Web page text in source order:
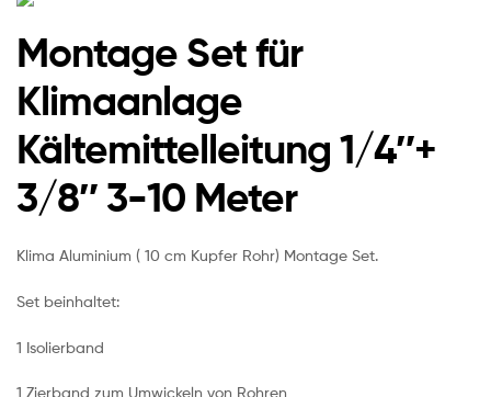
Montage Set für
Klimaanlage
Kältemittelleitung 1/4″+
3/8″ 3-10 Meter
Klima Aluminium ( 10 cm Kupfer Rohr) Montage Set.
Set beinhaltet:
1 Isolierband
1 Zierband zum Umwickeln von Rohren